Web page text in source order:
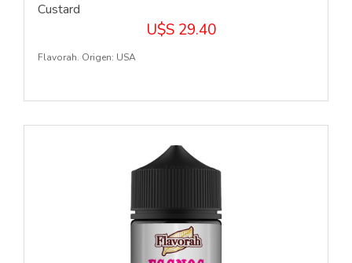
Custard
U$S 29.40
Flavorah. Origen: USA